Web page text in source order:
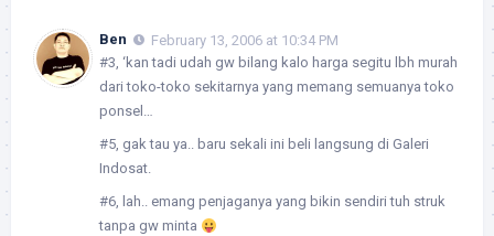
Ben
February 13, 2006 at 10:34 PM
#3, ‘kan tadi udah gw bilang kalo harga segitu lbh murah
dari toko-toko sekitarnya yang memang semuanya toko
ponsel…
#5, gak tau ya.. baru sekali ini beli langsung di Galeri
Indosat.
#6, lah.. emang penjaganya yang bikin sendiri tuh struk
tanpa gw minta